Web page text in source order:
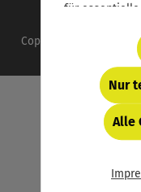
Sie
Copyright © 2026
für essentielle
verlinkten
dem
Nur
Alle